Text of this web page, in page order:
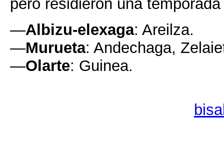
pero residieron una
—Albizu-elexaga: Areilza.
—Murueta: Andechaga,
—Olarte: Guinea.